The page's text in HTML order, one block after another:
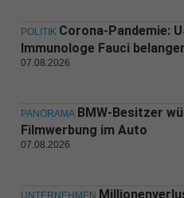
POLITIK Corona-Pandemie:
Immunologe Fauci
07.08.2026
PANORAMA BMW-Besitzer
Filmwerbung im Auto
07.08.2026
UNTERNEHMEN